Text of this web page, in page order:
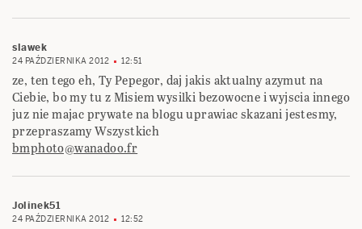
slawek
24 PAŹDZIERNIKA 2012 12:51
ze, ten tego eh, Ty Pepegor, daj jakis aktualny azymut na
Ciebie, bo my tu z Misiem wysilki bezowocne i wyjscia innego
juz nie majac prywate na blogu uprawiac skazani jestesmy,
przepraszamy Wszystkich
bmphoto@wanadoo.fr
Jolinek51
24 PAŹDZIERNIKA 2012 12:52